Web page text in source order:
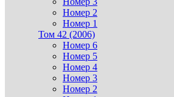
Номер 2
Номер 1
Том 42 (2006)
Номер 6
Номер 5
Номер 4
Номер 3
Номер 2